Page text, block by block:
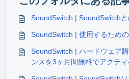
SoundSwitch | SoundSwitchと
SoundSwitch | 使用するため
SoundSwitch | ハードウェア
ンスを3ヶ月間無料でアクテ